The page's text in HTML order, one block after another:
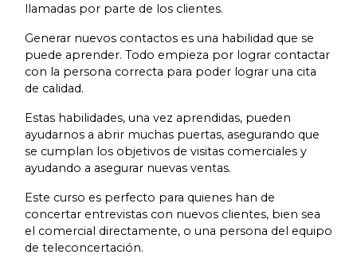
llamadas por parte de los clientes.
Generar nuevos contactos es una habilidad que se
puede aprender. Todo empieza por lograr contactar
con la persona correcta para poder lograr una cita
de calidad.
Estas habilidades, una vez aprendidas, pueden
ayudarnos a abrir muchas puertas, asegurando que
se cumplan los objetivos de visitas comerciales y
ayudando a asegurar nuevas ventas.
Este curso es perfecto para quienes han de
concertar entrevistas con nuevos clientes, bien sea
el comercial directamente, o una persona del equipo
de teleconcertación.